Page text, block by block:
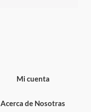
Mi cuenta
Acerca de Nosotras